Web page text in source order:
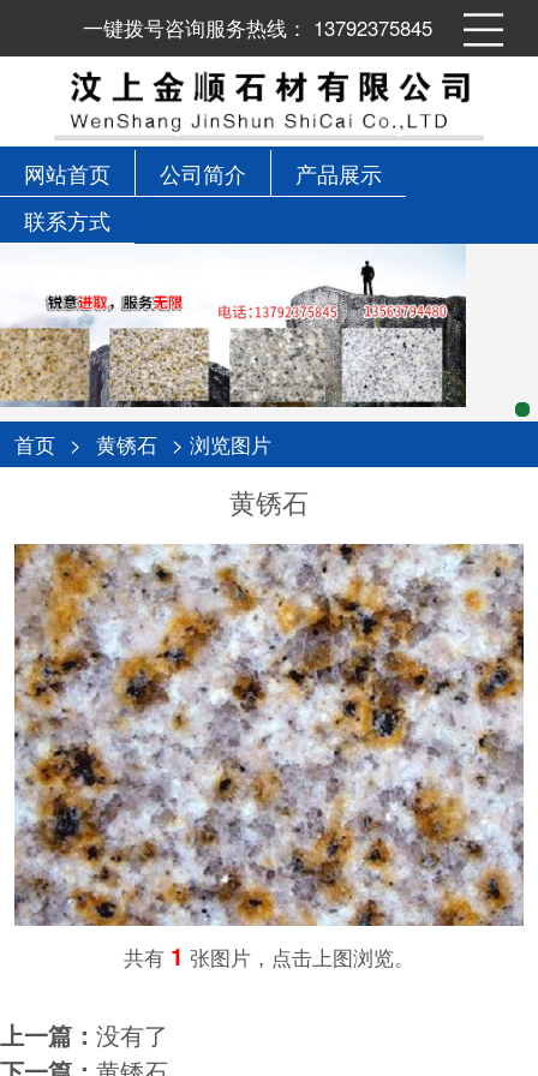
一键拨号咨询服务热线： 13792375845
网站首页 公司简介
产品展示
联系方式
首页 > 黄锈石 > 浏览图片
黄锈石
共有 1 张图片，点击上图浏览。
上一篇： 没有了